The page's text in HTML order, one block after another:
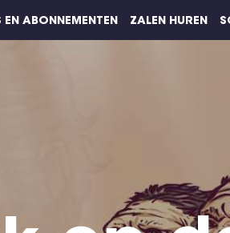
EN ABONNEMENTEN ZALEN HUREN